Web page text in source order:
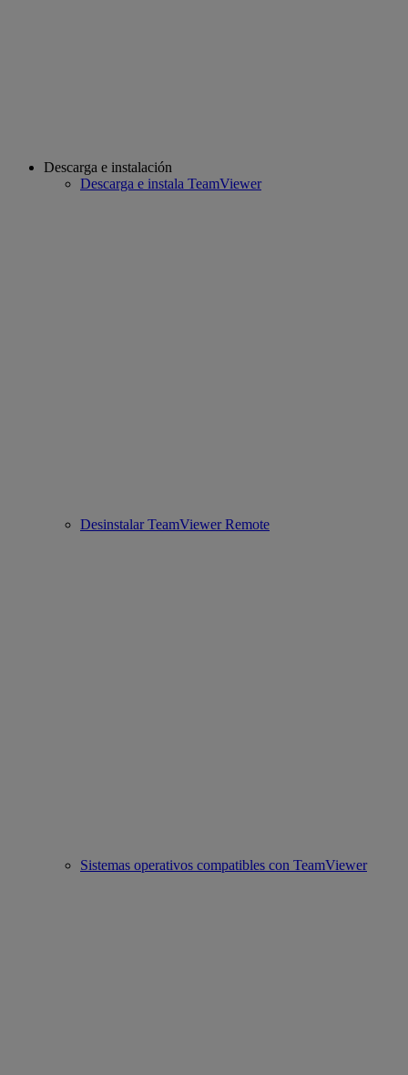
Descarga e instalación
Descarga e instala TeamViewer
Desinstalar TeamViewer Remote
Sistemas operativos compatibles con TeamViewer